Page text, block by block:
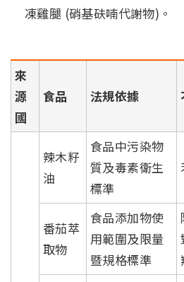
凍雞腿 (硝基砆喃代謝物)。
來
源
國
食品 法規依據
辣木籽
油
食品中污染物
質及毒素衛生
標準
番茄萃
取物
食品添加物使
用範圍及限量
暨規格標準